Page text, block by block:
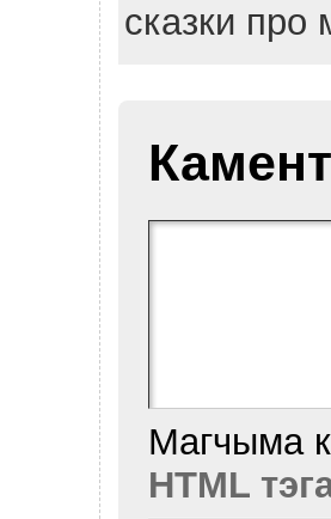
сказки про
Магчыма
HTML